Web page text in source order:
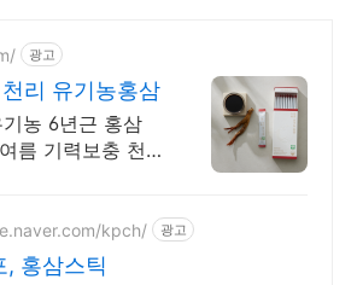
광고
리 유기농홍삼
농 6년근 홍삼
름 기력보충 천
kpch/ 광고
, 홍삼스틱